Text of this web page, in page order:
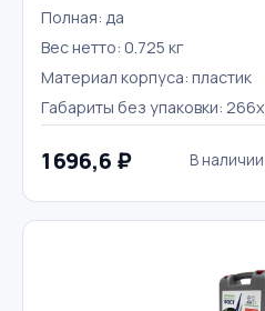
Полная: да
Вес нетто: 0.725 кг
Материал корпуса: пластик
Габариты без упаковки:
1 696,6 ₽ В наличии